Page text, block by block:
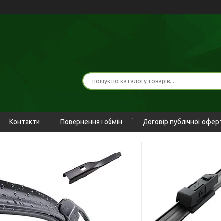
Контакти Повернення і обмін Договір публічної